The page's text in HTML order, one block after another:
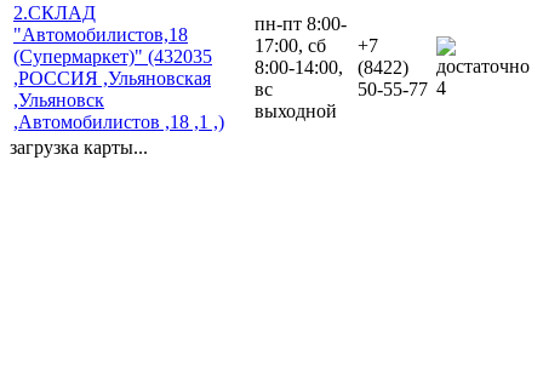
2.СКЛАД
"Автомобилистов,18
(Супермаркет)" (432035
,РОССИЯ ,Ульяновская
,Ульяновск
,Автомобилистов ,18 ,1 ,)
пн-пт 8:00-
17:00, сб
8:00-14:00,
вс
выходной
+7
(8422)
50-55-77 4
загрузка карты...